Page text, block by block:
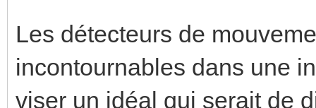
Les détecteurs de
incontournables dans une
viser un idéal qui serait de